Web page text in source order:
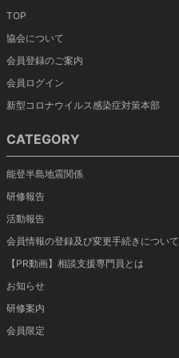
TOP
協会について
会員登録のご案内
会員ログイン
新型コロナウイルス感染症対策本部
CATEGORY
能登半島地震関係
研修報告
活動報告
会員情報の登録及び変更手続きについて
【PR動画】相談支援専門員とは
お知らせ
研修案内
会員限定